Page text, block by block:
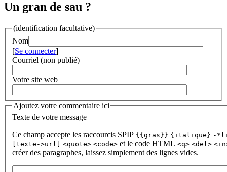
Un gran de sau ?
(identification facultative)
Nom
[Se connecter]
Courriel (non publié)
Votre site web
Ajoutez votre commentaire ici
Texte de votre message
Ce champ accepte les raccourcis SPIP {{gras}} {italique} -
[texte->url]
<quote> <code> et le code HTML <q> <del>
créer des paragraphes, laissez simplement des lignes vides.